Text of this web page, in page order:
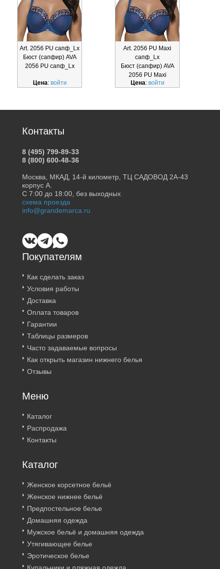
Art. 2056 PU сапф_Lx
Бюст (сапфир) AVA
2056 PU сапф_Lx
Цена: войти
Art. 2056 PU Maxi
сапф_Lx
Бюст (сапфир) AVA
2056 PU Maxi
сапф_Lx
Цена: войти
Покупателям
Как сделать заказ
Условия работы
Доставка
Оплата товаров
Гарантии
Таблицы размеров
Часто задаваемые вопросы
Как открыть магазин нижнего белья
Отзывы
Меню
Каталог
Распродажа
Контакты
Каталог
Женское корсетное бельё
Женское нижнее бельё
Предпостельное белье
Домашняя одежда
Мужское бельё и домашняя одежда
Утягивающее белье
Эротическое белье
Контакты
8 (495) 799-89-33
8 (800) 600-48-36
Москва, МКАД, 14-й километр, ТЦ САДОВОД 2А-43
корпус А.
С 7:00 до 18:00, без выходных
схема проезда
info@grandemarca.ru